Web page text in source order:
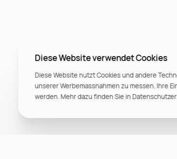
Diese Website verwendet Cookies
Diese Website nutzt Cookies und andere
unserer Werbemassnahmen zu messen. Ihre
werden. Mehr dazu finden Sie in